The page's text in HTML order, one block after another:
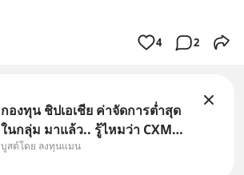
4 2
กองทุน ชิปเอเชีย ค่าจัดการต่ำสุด
ในกลุ่ม มาแล้ว.. รู้ไหมว่า CXMT
อยู่ดี ๆ ขึ้นมาเป็นบริษัทอันดับ 1 ใน
บูสต์โดย ลงทุนแมน